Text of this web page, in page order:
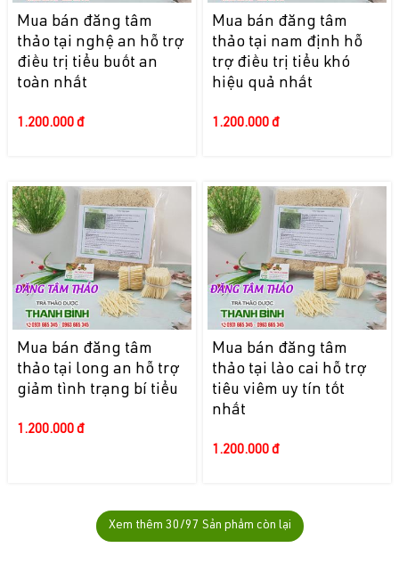
Mua bán đăng tâm
thảo tại nghệ an hỗ trợ
điều trị tiểu buốt an
toàn nhất
1.200.000 đ
Mua bán đăng tâm
thảo tại nam định hỗ
trợ điều trị tiểu khó
hiệu quả nhất
1.200.000 đ
Mua bán đăng tâm
thảo tại long an hỗ trợ
giảm tình trạng bí tiểu
1.200.000 đ
Mua bán đăng tâm
thảo tại lào cai hỗ trợ
tiêu viêm uy tín tốt
nhất
1.200.000 đ
Xem thêm 30/97 Sản phẩm còn lại